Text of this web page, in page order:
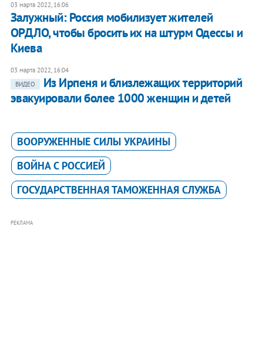
03 марта 2022, 16:06
Залужный: Россия мобилизует жителей
ОРДЛО, чтобы бросить их на штурм Одессы и
Киева
03 марта 2022, 16:04
ВИДЕО
Из Ирпеня и близлежащих территорий
эвакуировали более 1000 женщин и детей
ВООРУЖЕННЫЕ СИЛЫ УКРАИНЫ
ВОЙНА С РОССИЕЙ
ГОСУДАРСТВЕННАЯ ТАМОЖЕННАЯ СЛУЖБА
РЕКЛАМА